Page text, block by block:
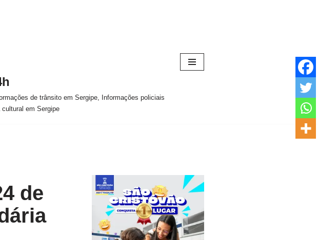
de trânsito em Sergipe, Informações policiais
em Sergipe
de